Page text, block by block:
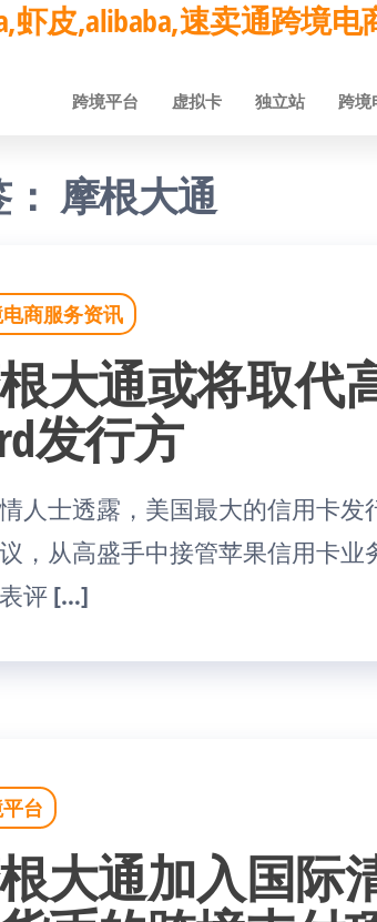
虾皮,alibaba,速卖通跨境
跨境平台 虚拟卡 独立站 跨境
摩根大通
商服务资讯
大通或将取代
发行方
人士透露，美国最大的信用卡
，从高盛手中接管苹果信用卡
评 […]
台
大通加入国际